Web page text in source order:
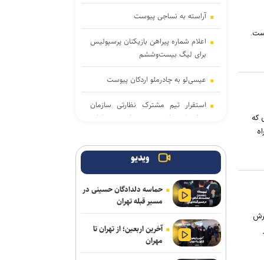
که
آراسته به نساجی پیوست
اعلام شماره پیراهن بازیکنان پرسپولیس
برای لیگ بیست‌وششم
عیسی‌لو به چادرملو اردکان پیوست
استقرار تیم مشترک نظارتی سازمان
هواپیمایی، بازرسی و تعزیرات در عملیات
پزشکیان: اگر تا امروز مانده‌ایم، به‌خاطر
گلایه‌مندان هم همراهی کردند + صوت
دستگیری ۸ نفر از اشرار مسلح شاخص
و مرتبطین گروهک‌های تروریستی
هلاکت ۲ نظامی صهیونیست و
ویدیو
حماسه دلدادگان حسینی در
مسیر قبله تهران
آخرین اربعین؛ از تهران تا
مهران